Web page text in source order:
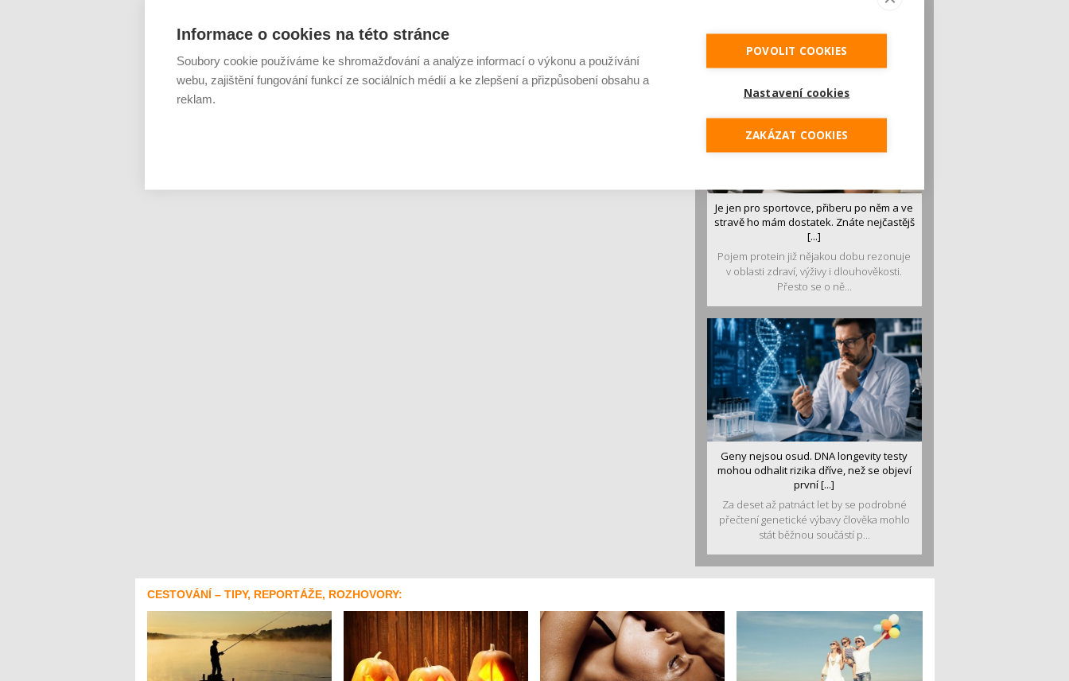
luštěniny jsou práv...
Je jen pro sportovce, přiberu po něm a ve
stravě ho mám dostatek. Znáte nejčastějš
[...]
Pojem protein již nějakou dobu rezonuje
v oblasti zdraví, výživy i dlouhověkosti.
Přesto se o ně...
Geny nejsou osud. DNA longevity testy
mohou odhalit rizika dříve, než se objeví
první [...]
Za deset až patnáct let by se podrobné
přečtení genetické výbavy člověka mohlo
stát běžnou součástí p...
CESTOVÁNÍ – TIPY, REPORTÁŽE, ROZHOVORY:
Informace o cookies na této stránce
Soubory cookie používáme ke shromažďování a analýze informací o výkonu a používání
webu, zajištění fungování funkcí ze sociálních médií a ke zlepšení a přizpůsobení obsahu a
reklam.
POVOLIT COOKIES
Nastavení cookies
ZAKÁZAT COOKIES